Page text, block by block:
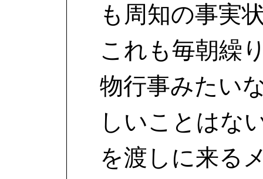
も周知の事実
これも毎朝繰
物行事みたい
しいことはな
を渡しに来る